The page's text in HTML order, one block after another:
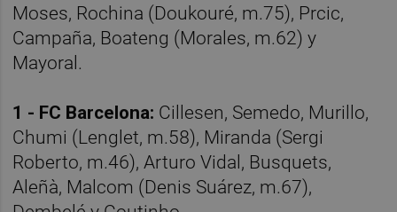
Moses, Rochina (Doukouré, m.75), Prcic,
Campaña, Boateng (Morales, m.62) y
Mayoral.
1 - FC Barcelona: Cillesen, Semedo, Murillo,
Chumi (Lenglet, m.58), Miranda (Sergi
Roberto, m.46), Arturo Vidal, Busquets,
Aleñà, Malcom (Denis Suárez, m.67),